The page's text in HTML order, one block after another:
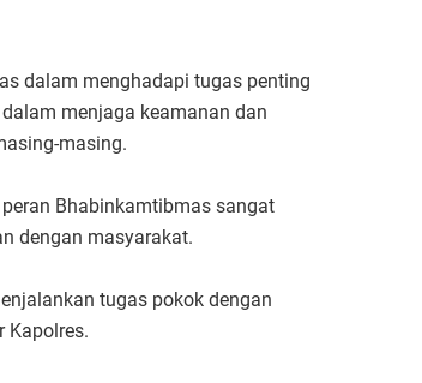
dalam menghadapi tugas penting
menjaga keamanan dan
masing.
Bhabinkamtibmas sangat
dengan masyarakat.
tugas pokok dengan
Kapolres.